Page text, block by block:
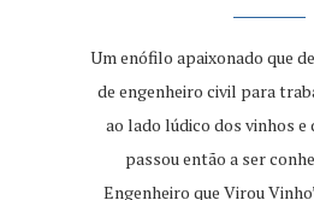
Um enófilo apaixonado que
de engenheiro civil para
ao lado lúdico dos vinhos e
passou então a ser
Engenheiro que Virou